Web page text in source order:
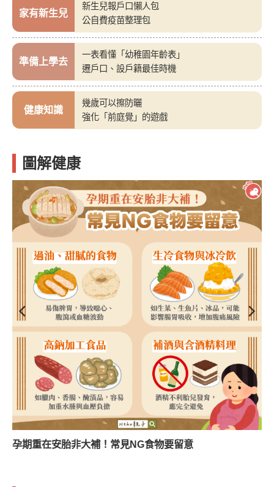
家有新生兒
新生兒報戶口懶人包
公自費疫苗整理包
準備上學去
一表看懂「幼稚園年齡表」
遷戶口、設戶籍最佳時機
健康知識
幾歲可以擦防曬
強化「前庭覺」的遊戲
圖解健康
孕期重在安胎非大補！常見NG食物要留意